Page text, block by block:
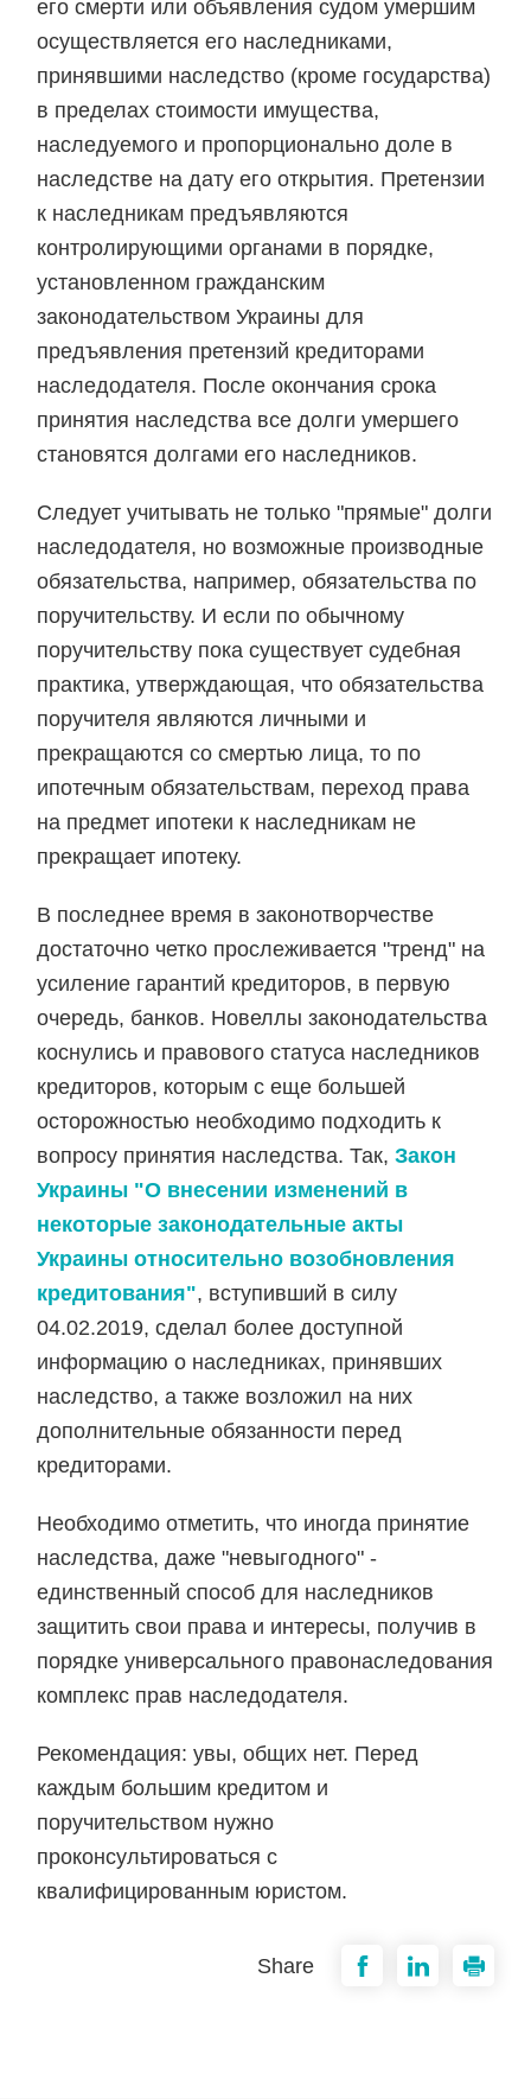
его смерти или объявления судом умершим
осуществляется его наследниками,
принявшими наследство (кроме государства)
в пределах стоимости имущества,
наследуемого и пропорционально доле в
наследстве на дату его открытия. Претензии
к наследникам предъявляются
контролирующими органами в порядке,
установленном гражданским
законодательством Украины для
предъявления претензий кредиторами
наследодателя. После окончания срока
принятия наследства все долги умершего
становятся долгами его наследников.
Следует учитывать не только "прямые" долги
наследодателя, но возможные производные
обязательства, например, обязательства по
поручительству. И если по обычному
поручительству пока существует судебная
практика, утверждающая, что обязательства
поручителя являются личными и
прекращаются со смертью лица, то по
ипотечным обязательствам, переход права
на предмет ипотеки к наследникам не
прекращает ипотеку.
В последнее время в законотворчестве
достаточно четко прослеживается "тренд" на
усиление гарантий кредиторов, в первую
очередь, банков. Новеллы законодательства
коснулись и правового статуса наследников
кредиторов, которым с еще большей
осторожностью необходимо подходить к
вопросу принятия наследства. Так,Закон
Украины "О внесении изменений в
некоторые законодательные акты
Украины относительно возобновления
кредитования", вступивший в силу
04.02.2019, сделал более доступной
информацию о наследниках, принявших
наследство, а также возложил на них
дополнительные обязанности перед
кредиторами.
Необходимо отметить, что иногда принятие
наследства, даже "невыгодного" -
единственный способ для наследников
защитить свои права и интересы, получив в
порядке универсального правонаследования
комплекс прав наследодателя.
Рекомендация: увы, общих нет. Перед
каждым большим кредитом и
поручительством нужно
проконсультироваться с
квалифицированным юристом.
Share